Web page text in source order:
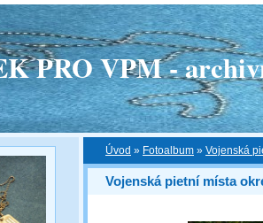
PRO VPM -
Úvod » Fotoalbum » Vojenská
Vojenská pietní místa